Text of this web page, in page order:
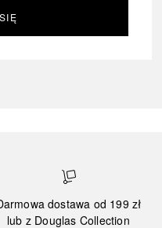
dostawa od 199 zł
lub z Douglas Collection